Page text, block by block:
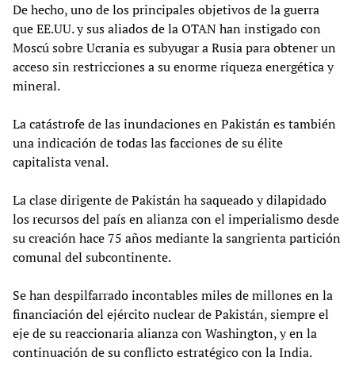
De hecho, uno de los principales objetivos de la guerra
que EE.UU. y sus aliados de la OTAN han instigado con
Moscú sobre Ucrania es subyugar a Rusia para obtener un
acceso sin restricciones a su enorme riqueza energética y
mineral.
La catástrofe de las inundaciones en Pakistán es también
una indicación de todas las facciones de su élite
capitalista venal.
La clase dirigente de Pakistán ha saqueado y dilapidado
los recursos del país en alianza con el imperialismo desde
su creación hace 75 años mediante la sangrienta partición
comunal del subcontinente.
Se han despilfarrado incontables miles de millones en la
financiación del ejército nuclear de Pakistán, siempre el
eje de su reaccionaria alianza con Washington, y en la
continuación de su conflicto estratégico con la India.